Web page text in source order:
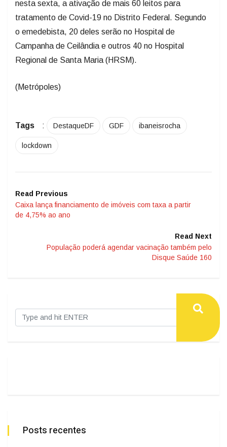
nesta sexta, a ativação de mais 60 leitos para
tratamento de Covid-19 no Distrito Federal. Segundo
o emedebista, 20 deles serão no Hospital de
Campanha de Ceilândia e outros 40 no Hospital
Regional de Santa Maria (HRSM).
(Metrópoles)
Tags : DestaqueDF GDF ibaneisrocha
lockdown
Read Previous
Caixa lança financiamento de imóveis com taxa a partir
de 4,75% ao ano
Read Next
População poderá agendar vacinação também pelo
Disque Saúde 160
Posts recentes